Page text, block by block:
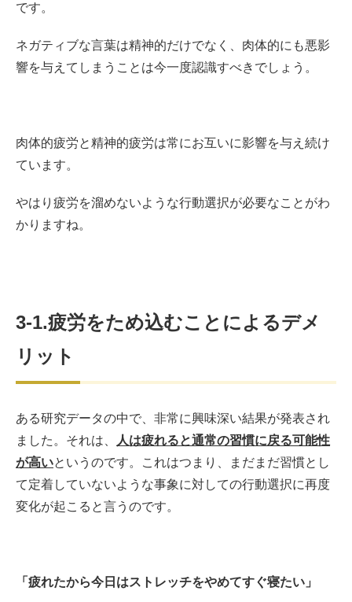
です。
ネガティブな言葉は精神的だけでなく、肉体的にも悪影
響を与えてしまうことは今一度認識すべきでしょう。
肉体的疲労と精神的疲労は常にお互いに影響を与え続け
ています。
やはり疲労を溜めないような行動選択が必要なことがわ
かりますね。
3-1.疲労をため込むことによるデメ
リット
ある研究データの中で、非常に興味深い結果が発表され
ました。それは、
人は疲れると通常の習慣に戻る可能性
が高いというのです。これはつまり、まだまだ習慣とし
て定着していないような事象に対しての行動選択に再度
変化が起こると言うのです。
「疲れたから今日はストレッチをやめてすぐ寝たい」